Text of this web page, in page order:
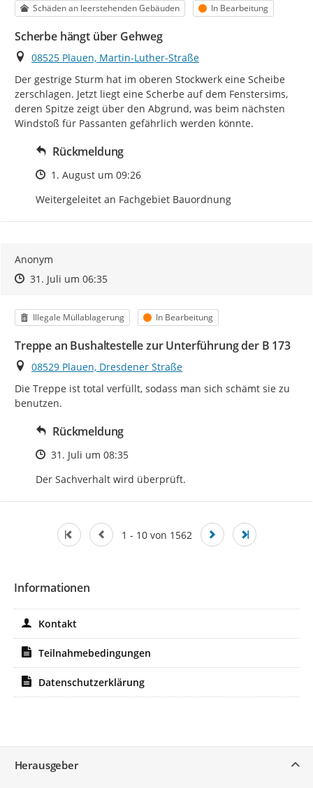
Kategorie
Schäden an leerstehenden Gebäuden Status
In Bearbeitung
Scherbe hängt über Gehweg
Ort
08525 Plauen, Martin-Luther-Straße
Der gestrige Sturm hat im oberen Stockwerk eine Scheibe
zerschlagen. Jetzt liegt eine Scherbe auf dem Fenstersims,
deren Spitze zeigt über den Abgrund, was beim nächsten
Windstoß für Passanten gefährlich werden könnte.
Rückmeldung
Zeitpunkt des Erstellens
1. August um 09:26
Weitergeleitet an Fachgebiet Bauordnung
Anonym
Zeitpunkt des Erstellens
Zeitpunkt des Erstellens
31. Juli um 06:35Zur Äußerung
Kategorie
Illegale Müllablagerung Status
In Bearbeitung
Treppe an Bushaltestelle zur Unterführung der B 173
Ort
08529 Plauen, Dresdener Straße
Die Treppe ist total verfüllt, sodass man sich schämt sie zu
benutzen.
Rückmeldung
Zeitpunkt des Erstellens
31. Juli um 08:35
Der Sachverhalt wird überprüft.
1 - 10 von 1562
Informationen
Kontakt
Teilnahmebedingungen
Datenschutzerklärung
Herausgeber